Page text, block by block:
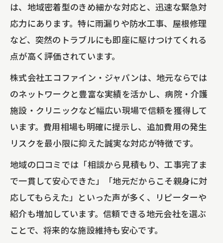
は、地域密着型のきめ細かな対応と、迅速な緊急対
応力にあります。特に雨漏りや防水工事、屋根修理
など、突然のトラブルにも即座に駆けつけてくれる
点が高く評価されています。
株式会社エコファイン・ジャパンは、地元ならでは
のネットワークと豊富な実績を活かし、病院・介護
施設・クリニックなど幅広い現場で信頼を獲得して
います。費用相場も明確に提示し、追加費用の発生
リスクを最小限に抑えた誠実な対応が特徴です。
地域の口コミでは「相談から見積もり、工事完了ま
で一貫して安心できた」「地元だからこそ親身に対
応してもらえた」といった声が多く、リピーターや
紹介も増加しています。信頼できる地元会社を選ぶ
ことで、将来的な施設維持も安心です。